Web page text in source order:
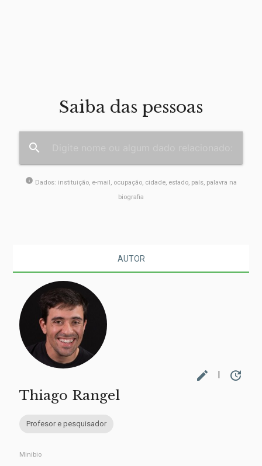
Saiba das pessoas
search
info Dados: instituição, e-mail, ocupação, cidade, estado, país, palavra na
biografia
AUTOR
edit update
Thiago Rangel
Profesor e pesquisador
Minibio